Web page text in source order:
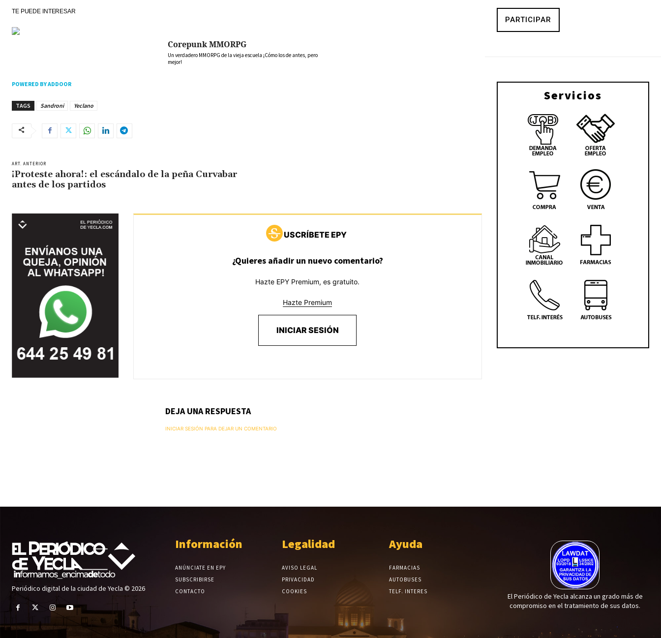
TE PUEDE INTERESAR
Corepunk MMORPG
Un verdadero MMORPG de la vieja escuela ¡Cómo los de antes, pero
mejor!
POWERED BY ADDOOR
TAGS Sandroni Yeclano
ART. ANTERIOR
¡Proteste ahora!: el escándalo de la peña Curvabar
antes de los partidos
USCRÍBETE EPY
¿Quieres añadir un nuevo comentario?
Hazte EPY Premium, es gratuito.
Hazte Premium
INICIAR SESIÓN
DEJA UNA RESPUESTA
INICIAR SESIÓN PARA DEJAR UN COMENTARIO
PARTICIPAR
Servicios
Periódico digital de la ciudad de Yecla © 2026
Información
ANÚNCIATE EN EPY
SUBSCRIBIRSE
CONTACTO
Legalidad
AVISO LEGAL
PRIVACIDAD
COOKIES
Ayuda
FARMACIAS
AUTOBUSES
TELF. INTERES
El Periódico de Yecla alcanza un grado más de
compromiso en el tratamiento de sus datos.